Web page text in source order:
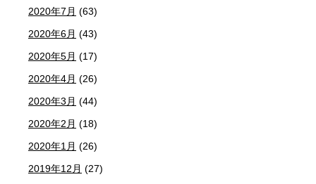
2020年7月 (63)
2020年6月 (43)
2020年5月 (17)
2020年4月 (26)
2020年3月 (44)
2020年2月 (18)
2020年1月 (26)
2019年12月 (27)